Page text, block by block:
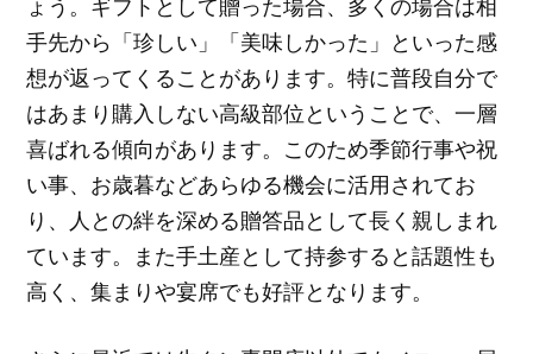
ょう。ギフトとして贈った場合、多くの場合は相
手先から「珍しい」「美味しかった」といった感
想が返ってくることがあります。特に普段自分で
はあまり購入しない高級部位ということで、一層
喜ばれる傾向があります。このため季節行事や祝
い事、お歳暮などあらゆる機会に活用されてお
り、人との絆を深める贈答品として長く親しまれ
ています。また手土産として持参すると話題性も
高く、集まりや宴席でも好評となります。